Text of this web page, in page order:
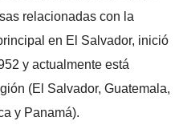
relacionadas con la
en El Salvador, inició
y actualmente está
(El Salvador, Guatemala,
y Panamá).